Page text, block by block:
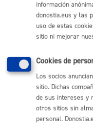
Autorización de
otras
distintas a las
Plazo de
del silencio
información
donostia.eus y las
uso de estas
sitio ni mejorar
Cookies de
Los socios
sitio. Dichas
de sus intereses y
otros sitios sin
personal.